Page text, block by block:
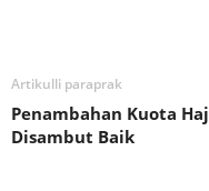
Artikulli paraprak
Penambahan Kuota
Disambut Baik